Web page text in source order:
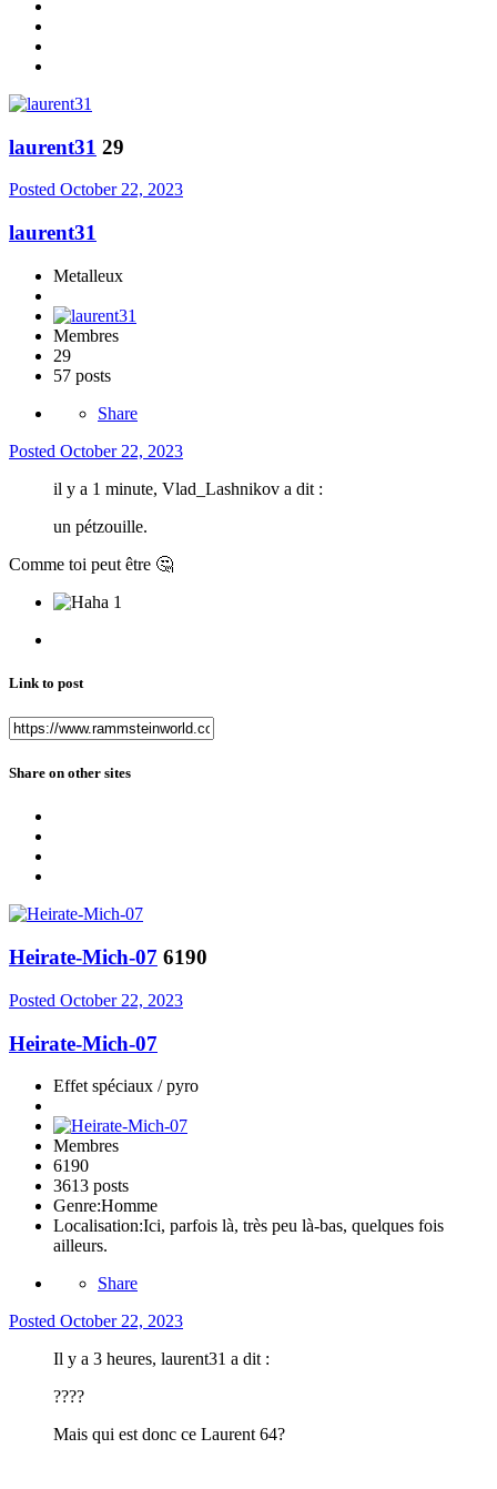
laurent31 29
Posted October 22, 2023
laurent31
Metalleux
Membres
29
57 posts
Share
Posted October 22, 2023
il y a 1 minute, Vlad_Lashnikov a dit :
un pétzouille.
Comme toi peut être 🤔
1
Link to post
Share on other sites
Heirate-Mich-07 6190
Posted October 22, 2023
Heirate-Mich-07
Effet spéciaux / pyro
Membres
6190
3613 posts
Genre:Homme
Localisation:Ici, parfois là, très peu là-bas, quelques fois
ailleurs.
Share
Posted October 22, 2023
Il y a 3 heures, laurent31 a dit :
????
Mais qui est donc ce Laurent 64?